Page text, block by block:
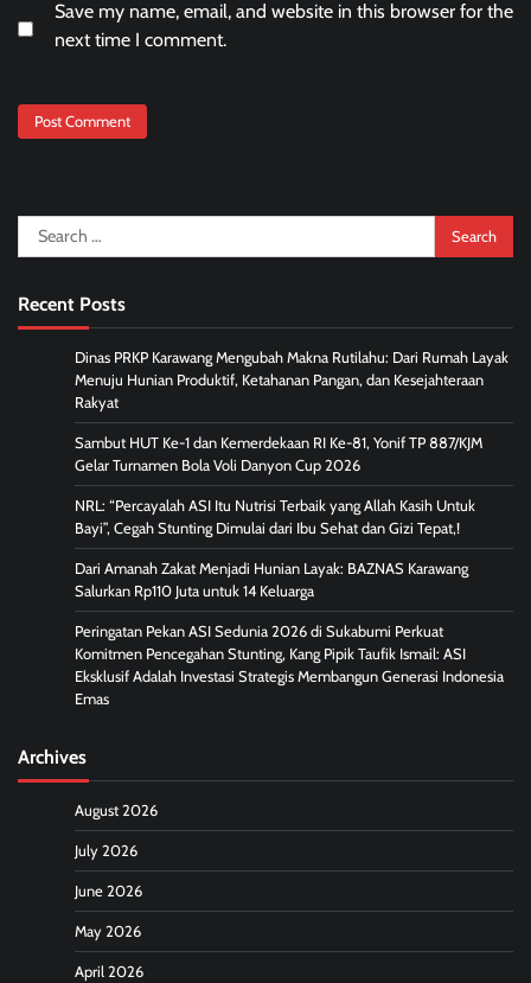
Save my name, email, and website in this browser for the
next time I comment.
Search
for:
Recent Posts
Dinas PRKP Karawang Mengubah Makna Rutilahu: Dari Rumah Layak
Menuju Hunian Produktif, Ketahanan Pangan, dan Kesejahteraan
Rakyat
Sambut HUT Ke-1 dan Kemerdekaan RI Ke-81, Yonif TP 887/KJM
Gelar Turnamen Bola Voli Danyon Cup 2026
NRL: “Percayalah ASI Itu Nutrisi Terbaik yang Allah Kasih Untuk
Bayi”, Cegah Stunting Dimulai dari Ibu Sehat dan Gizi Tepat,!
Dari Amanah Zakat Menjadi Hunian Layak: BAZNAS Karawang
Salurkan Rp110 Juta untuk 14 Keluarga
Peringatan Pekan ASI Sedunia 2026 di Sukabumi Perkuat
Komitmen Pencegahan Stunting, Kang Pipik Taufik Ismail: ASI
Eksklusif Adalah Investasi Strategis Membangun Generasi Indonesia
Emas
Archives
August 2026
July 2026
June 2026
May 2026
April 2026